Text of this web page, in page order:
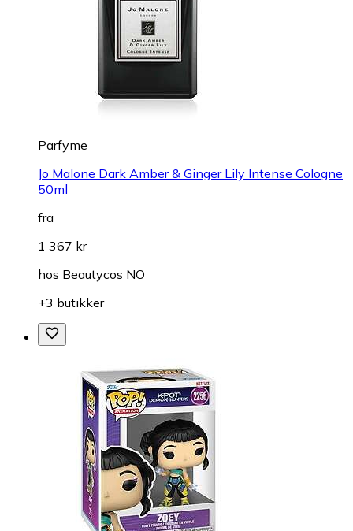
Parfyme
Jo Malone Dark Amber & Ginger Lily Intense Cologne
50ml
fra
1 367 kr
hos Beautycos NO
+3 butikker